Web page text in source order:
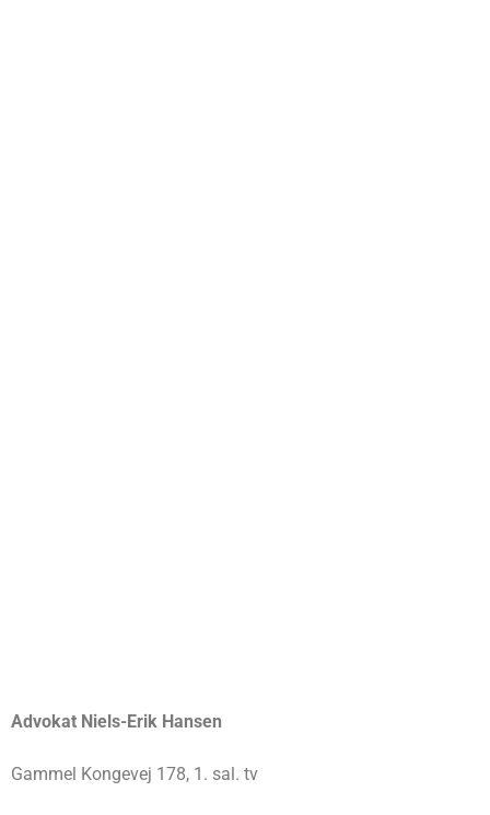
Advokat Niels-Erik Hansen
Gammel Kongevej 178, 1. sal. tv